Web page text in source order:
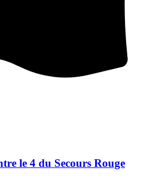
le 4 du Secours Rouge